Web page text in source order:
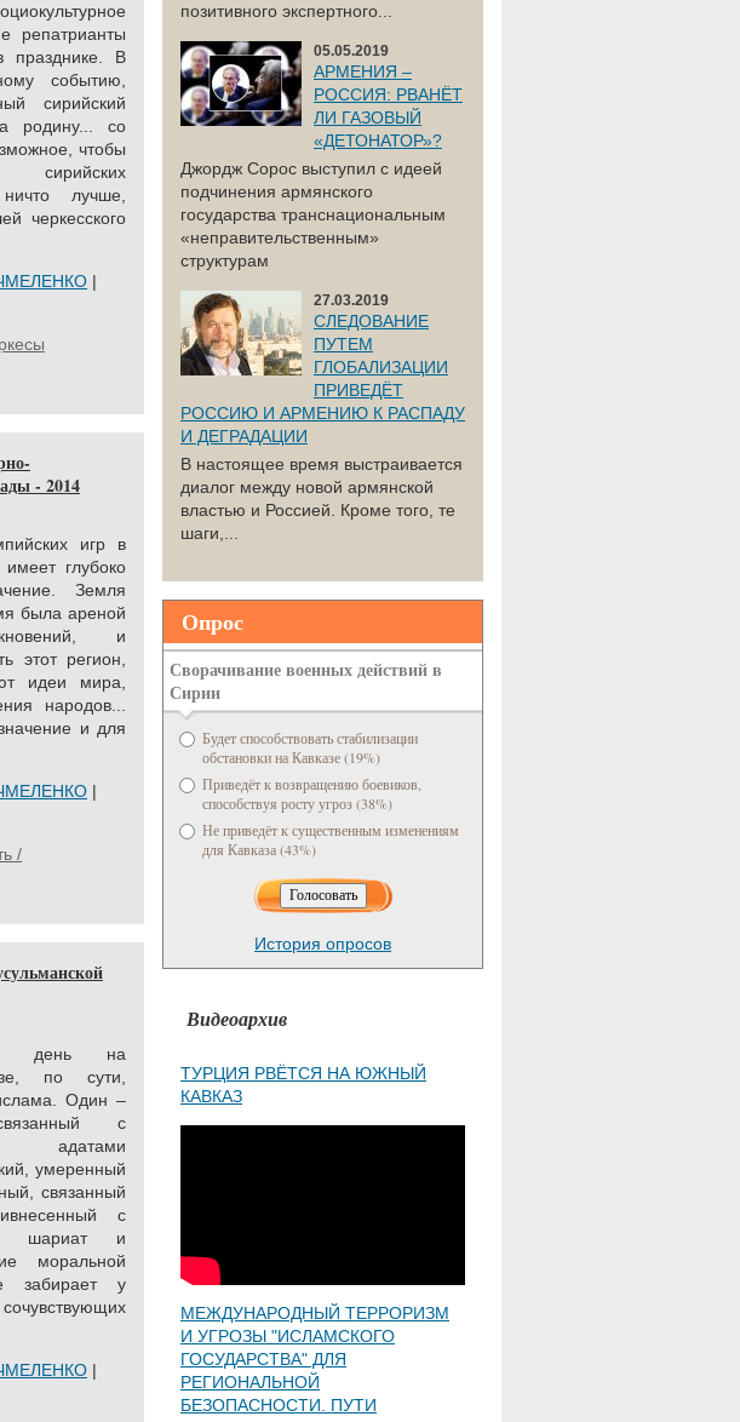
репатрианты
празднике. В
событию,
сирийский
родину... со
чтобы
лучше,
черкесского
|
- 2014
игр в
имеет глубоко
Земля
была ареной
и
этот регион,
идеи мира,
народов...
и для
|
/
день на
по сути,
Один –
с
адатами
умеренный
связанный
с
шариат и
моральной
забирает у
|
позитивного экспертного...
05.05.2019
АРМЕНИЯ –
РОССИЯ: РВАНЁТ
ЛИ ГАЗОВЫЙ
«ДЕТОНАТОР»?
Джордж Сорос выступил с идеей
подчинения армянского
государства транснациональным
«неправительственным»
структурам
27.03.2019
СЛЕДОВАНИЕ
ПУТЕМ
ГЛОБАЛИЗАЦИИ
ПРИВЕДЁТ
РОССИЮ И АРМЕНИЮ К РАСПАДУ
И ДЕГРАДАЦИИ
В настоящее время выстраивается
диалог между новой армянской
властью и Россией. Кроме того, те
шаги,...
Опрос
Сворачивание военных действий в
Сирии
Будет способствовать стабилизации
обстановки на Кавказе (19%)
Приведёт к возвращению боевиков,
способствуя росту угроз (38%)
Не приведёт к существенным изменениям
для Кавказа (43%)
История опросов
Видеоархив
ТУРЦИЯ РВЁТСЯ НА ЮЖНЫЙ
КАВКАЗ
МЕЖДУНАРОДНЫЙ ТЕРРОРИЗМ
И УГРОЗЫ "ИСЛАМСКОГО
ГОСУДАРСТВА" ДЛЯ
РЕГИОНАЛЬНОЙ
БЕЗОПАСНОСТИ. ПУТИ